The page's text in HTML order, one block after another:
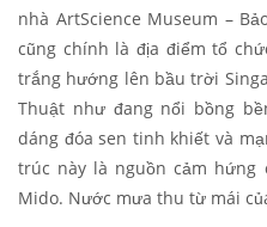
nhà ArtScience Museum –
cũng chính là địa điểm tổ
trắng hướng lên bầu trời
Thuật như đang nổi bồng
dáng đóa sen tinh khiết và
trúc này là nguồn cảm hứng
Mido. Nước mưa thu từ mái